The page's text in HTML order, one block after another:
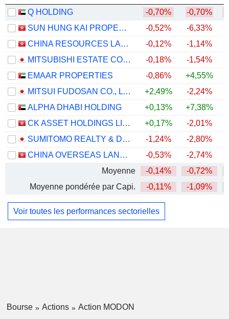
Q HOLDING -0,70% -0,70%
SUN HUNG KAI PROPERTIES LIMITED
-0,52% -6,33%
CHINA RESOURCES LAND LIMITED
-0,12% -1,14%
MITSUBISHI ESTATE CO., LTD.
-0,18% -1,54%
EMAAR PROPERTIES
-0,86% +4,55%
MITSUI FUDOSAN CO., LTD.
+2,49% -2,24%
ALPHA DHABI HOLDING
+0,13% +7,38%
CK ASSET HOLDINGS LIMITED
+0,17% -2,01%
SUMITOMO REALTY & DEVELOPMENT CO., LTD.
-1,24% -2,80%
CHINA OVERSEAS LAND & INVESTMENT LIMITED
-0,53% -2,74%
Moyenne
-0,14% -0,72%
Moyenne pondérée par Capi.
-0,11% -1,09%
Voir toutes les performances sectorielles
Bourse Actions Action MODON